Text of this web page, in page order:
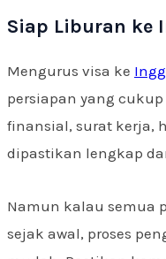
Siap Liburan ke
Mengurus visa ke
persiapan yang
finansial, surat kerja,
dipastikan lengkap
Namun kalau semua
sejak awal, proses